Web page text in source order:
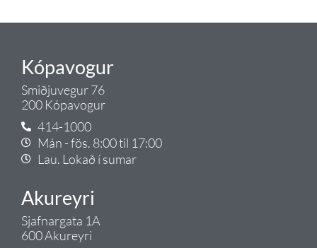
Kópavogur
Smiðjuvegur 76
200 Kópavogur
414-1000
Mán - fös. 8:00 til 17:00
Lau. Lokað í sumar
Akureyri
Sjafnargata 1A
600 Akureyri